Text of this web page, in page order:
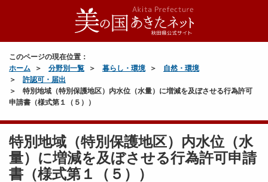
このページの現在位置：
ホーム
分野別一覧 暮らし・環境
自然・環境
許認可・届出
特別地域（特別保護地区）内水位（水量）に増減を及ぼさせる行為許可
申請書（様式第１（５））
特別地域（特別保護地区）内水位（水
量）に増減を及ぼさせる行為許可申請
書（様式第１（５））